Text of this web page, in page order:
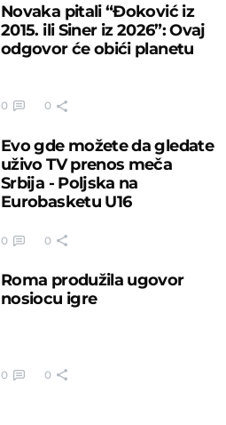
Novaka pitali “Đoković iz
2015. ili Siner iz 2026”: Ovaj
odgovor će obići planetu
0 0
Evo gde možete da gledate
uživo TV prenos meča
Srbija - Poljska na
Eurobasketu U16
0 0
Roma produžila ugovor
nosiocu igre
0 0